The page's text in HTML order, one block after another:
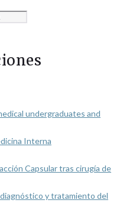
undergraduates and
Interna
Capsular tras cirugía de
y tratamiento del